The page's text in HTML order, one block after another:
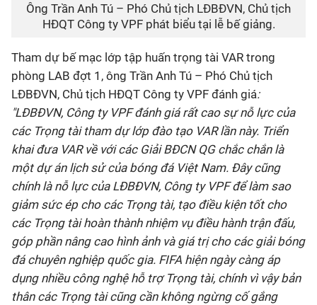
Ông Trần Anh Tú – Phó Chủ tịch LĐBĐVN, Chủ tịch
HĐQT Công ty VPF phát biểu tại lễ bế giảng.
Tham dự bế mạc lớp tập huấn trọng tài VAR trong
phòng LAB đợt 1, ông Trần Anh Tú – Phó Chủ tịch
LĐBĐVN, Chủ tịch HĐQT Công ty VPF đánh giá:
"LĐBĐVN, Công ty VPF đánh giá rất cao sự nỗ lực của
các Trọng tài tham dự lớp đào tạo VAR lần này. Triển
khai đưa VAR về với các Giải BĐCN QGchắc chắn là
một dự án lịch sử của bóng đá Việt Nam. Đây cũng
chính là nỗ lực của LĐBĐVN, Công ty VPF để làm sao
giảm sức ép cho các Trọng tài, tạo điều kiện tốt cho
các Trọng tài hoàn thành nhiệm vụ điều hành trận đấu,
góp phần nâng cao hình ảnh và giá trị cho các giải bóng
đá chuyên nghiệp quốc gia. FIFA hiện ngày càng áp
dụng nhiều công nghệ hỗ trợ Trọng tài, chính vì vậy bản
thân các Trọng tài cũng cần không ngừng cố gắng